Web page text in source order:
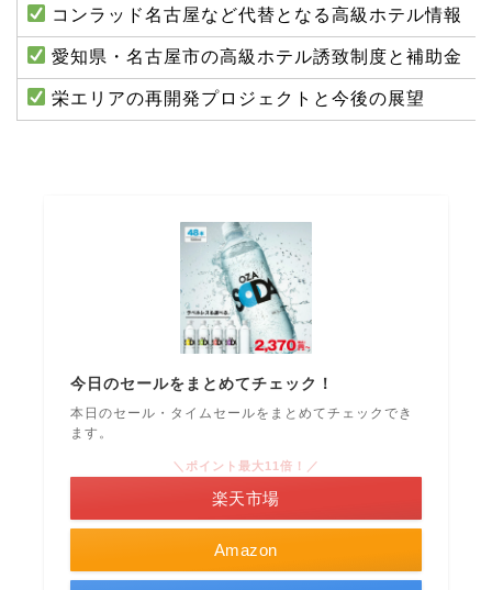
コンラッド名古屋など代替となる高級ホテル情報
愛知県・名古屋市の高級ホテル誘致制度と補助金
栄エリアの再開発プロジェクトと今後の展望
今日のセールをまとめてチェック！
本日のセール・タイムセールをまとめてチェックでき
ます。
Amazon
＼ポイント最大11倍！／
楽天市場